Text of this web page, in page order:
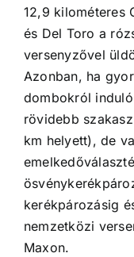
12,9 kilométeres
és Del Toro a
versenyzővel
Azonban, ha
dombokról
rövidebb
km helyett), de
kerékpározásig
nemzetközi
Maxon.